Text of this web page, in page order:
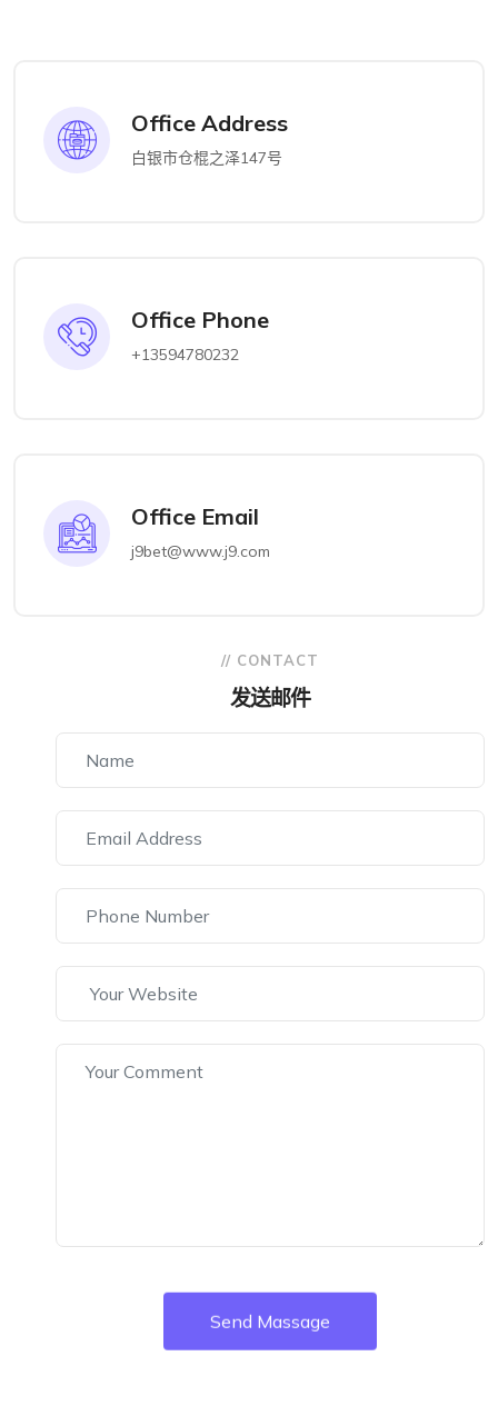
Office Address
白银市仓棍之泽147号
Office Phone
+13594780232
Office Email
j9bet@www.j9.com
// CONTACT
发送邮件
Send Massage